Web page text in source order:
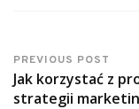
PREVIOUS POST
Jak korzystać z
strategii